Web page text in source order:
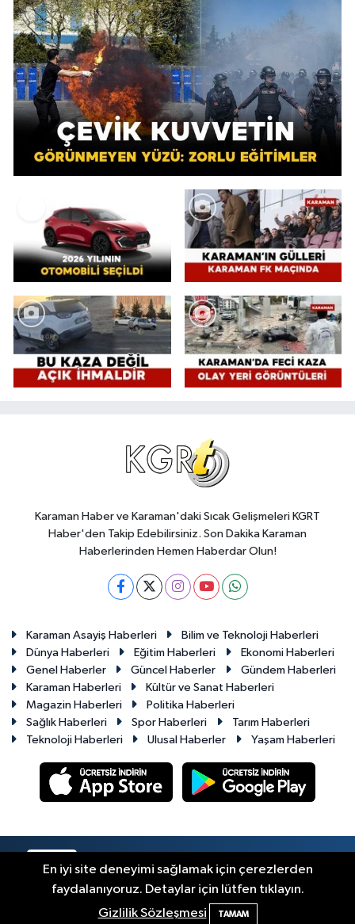
Karaman Haber ve Karaman'daki Sıcak Gelişmeleri KGRT
Haber'den Takip Edebilirsiniz. Son Dakika Karaman
Haberlerinden Hemen Haberdar Olun!
Karaman Asayiş Haberleri
Bilim ve Teknoloji Haberleri
Dünya Haberleri
Eğitim Haberleri
Ekonomi Haberleri
Genel Haberler
Güncel Haberler
Gündem Haberleri
Karaman Haberleri
Kültür ve Sanat Haberleri
Magazin Haberleri
Politika Haberleri
Sağlık Haberleri
Spor Haberleri
Tarım Haberleri
Teknoloji Haberleri
Ulusal Haberler Yaşam Haberleri
Haber Yazılımı:TE Bilişim
En iyi site deneyimi sağlamak için çerezlerden
faydalanıyoruz. Detaylar için lütfen tıklayın.
Gizlilik Sözleşmesi
TAMAM